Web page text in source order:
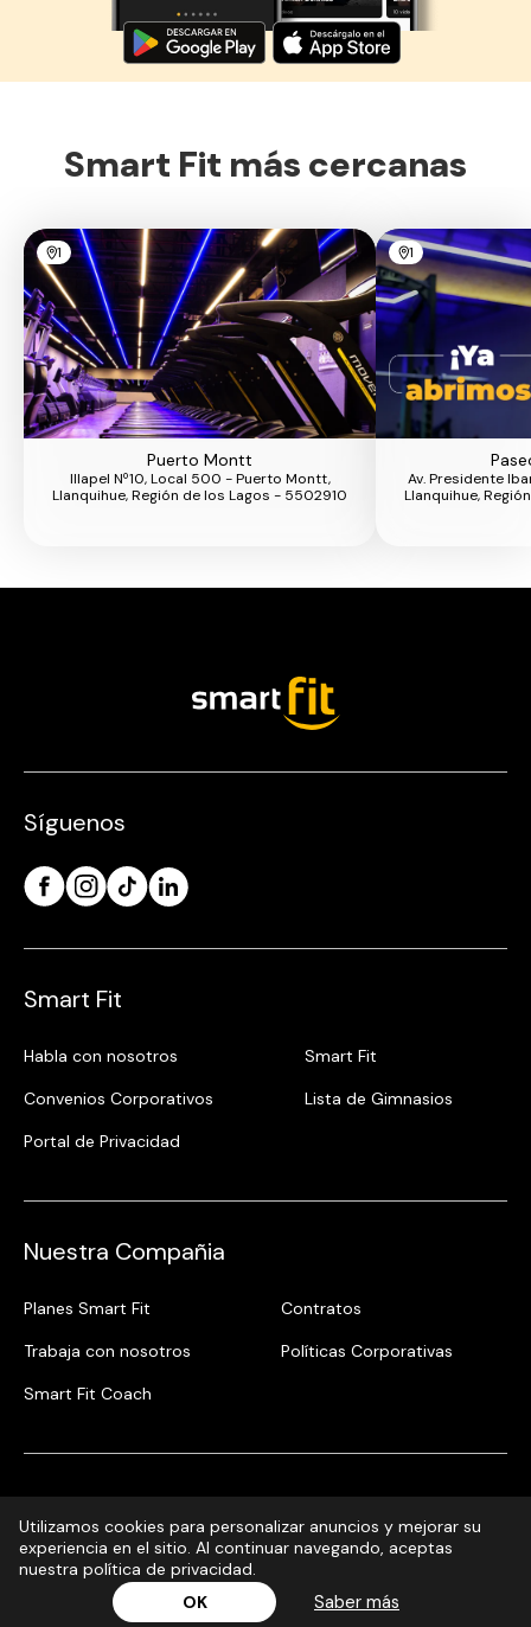
Smart Fit más cercanas
1
Puerto Montt
Illapel Nº10, Local 500 - Puerto Montt,
Llanquihue, Región de los Lagos - 5502910
1
Av. Presidente
Llanquihue,
¡Inscribite ya!
Síguenos
Smart Fit
Habla con nosotros
Smart Fit
Convenios Corporativos
Lista de Gimnasios
Portal de Privacidad
Nuestra Compañia
Planes Smart Fit
Contratos
Trabaja con nosotros
Políticas Corporativas
Smart Fit Coach
Utilizamos cookies para personalizar anuncios y mejorar su
experiencia en el sitio. Al continuar navegando, aceptas
nuestra política de privacidad.
OK
Saber más